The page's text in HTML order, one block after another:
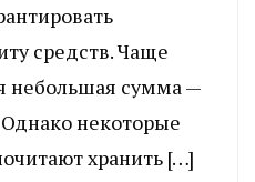
средств. Чаще
небольшая сумма —
некоторые
хранить […]